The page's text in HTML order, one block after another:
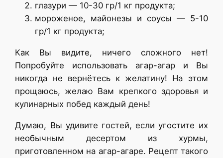
глазури — 10-30 гр/1 кг продукта;
мороженое, майонезы и соусы — 5-10
гр/1 кг продукта;
Как Вы видите, ничего сложного нет!
Попробуйте использовать агар-агар и Вы
никогда не вернётесь к желатину! На этом
прощаюсь, желаю Вам крепкого здоровья и
кулинарных побед каждый день!
Думаю, Вы удивите гостей, если угостите их
необычным десертом из хурмы,
приготовленном на агар-агаре. Рецепт такого